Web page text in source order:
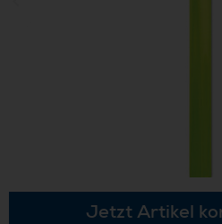
Jetzt Artikel